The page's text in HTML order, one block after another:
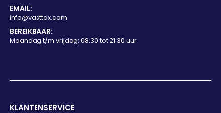
EMAIL:
info@vasttox.com
BEREIKBAAR:
Maandag t/m vrijdag: 08.30 tot 21.30 uur
KLANTENSERVICE